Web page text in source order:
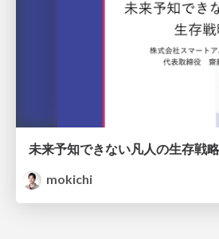
未来予知できない凡人の生存戦略
mokichi